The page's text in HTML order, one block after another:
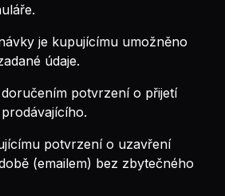
je kupujícímu umožněno
údaje.
potvrzení o přijetí
potvrzení o uzavření
(emailem) bez zbytečného